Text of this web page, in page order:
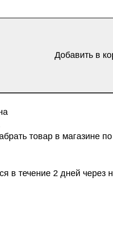
Добавить в
товар в магазине
в течение 2 дней